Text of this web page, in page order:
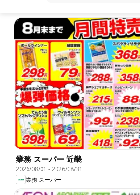
業務 スーパー 近畿
2026/08/01 -2026/08/31
業務 スーパー